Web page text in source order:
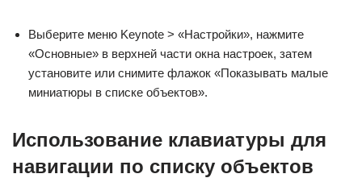
Выберите меню Keynote > «Настройки», нажмите
«Основные» в верхней части окна настроек, затем
установите или снимите флажок «Показывать малые
миниатюры в списке объектов».
Использование клавиатуры для
навигации по списку объектов